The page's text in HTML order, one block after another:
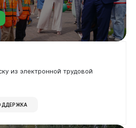
из электронной трудовой